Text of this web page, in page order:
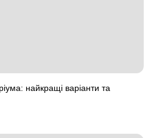
найкращі варіанти та